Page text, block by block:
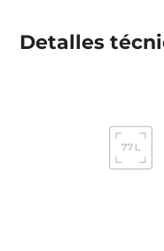
Detalles